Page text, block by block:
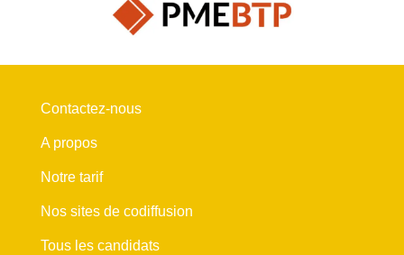
Contactez-nous
A propos
Notre tarif
Nos sites de codiffusion
Tous les candidats